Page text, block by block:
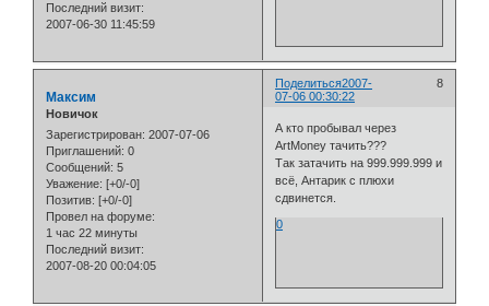
Последний визит:
2007-06-30 11:45:59
Поделиться 8
2007-
07-06 00:30:22
Максим
Новичок
Зарегистрирован: 2007-07-06
Приглашений: 0
Сообщений: 5
Уважение: [+0/-0]
Позитив: [+0/-0]
Провел на форуме:
1 час 22 минуты
Последний визит:
2007-08-20 00:04:05
А кто пробывал через
ArtMoney тачить???
Так затачить на 999.999.999 и
всё, Антарик с плюхи
сдвинется.
0